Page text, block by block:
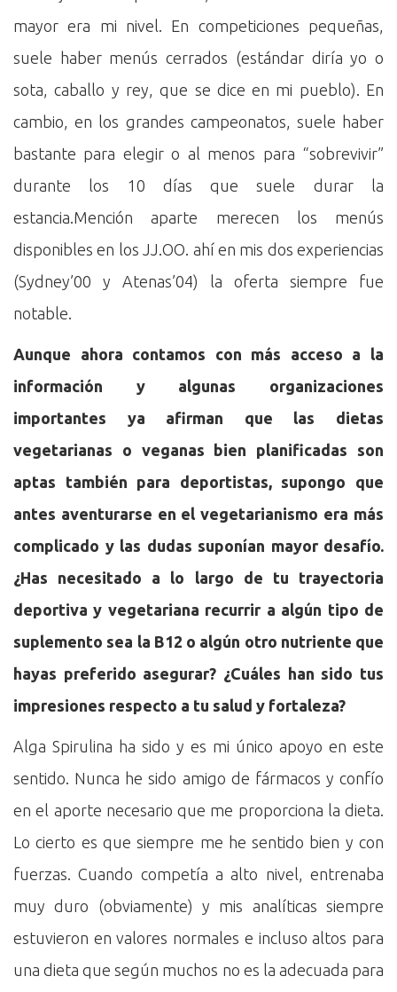
mayor era mi nivel. En competiciones pequeñas,
suele haber menús cerrados (estándar diría yo o
sota, caballo y rey, que se dice en mi pueblo). En
cambio, en los grandes campeonatos, suele haber
bastante para elegir o al menos para “sobrevivir”
durante los 10 días que suele durar la
estancia.Mención aparte merecen los menús
disponibles en los JJ.OO. ahí en mis dos experiencias
(Sydney’00 y Atenas’04) la oferta siempre fue
notable.
Aunque ahora contamos con más acceso a la
información y algunas organizaciones
importantes ya afirman que las dietas
vegetarianas o veganas bien planificadas son
aptas también para deportistas, supongo que
antes aventurarse en el vegetarianismo era más
complicado y las dudas suponían mayor desafío.
¿Has necesitado a lo largo de tu trayectoria
deportiva y vegetariana recurrir a algún tipo de
suplemento sea la B12 o algún otro nutriente que
hayas preferido asegurar? ¿Cuáles han sido tus
impresiones respecto a tu salud y fortaleza?
Alga Spirulina ha sido y es mi único apoyo en este
sentido. Nunca he sido amigo de fármacos y confío
en el aporte necesario que me proporciona la dieta.
Lo cierto es que siempre me he sentido bien y con
fuerzas. Cuando competía a alto nivel, entrenaba
muy duro (obviamente) y mis analíticas siempre
estuvieron en valores normales e incluso altos para
una dieta que según muchos no es la adecuada para